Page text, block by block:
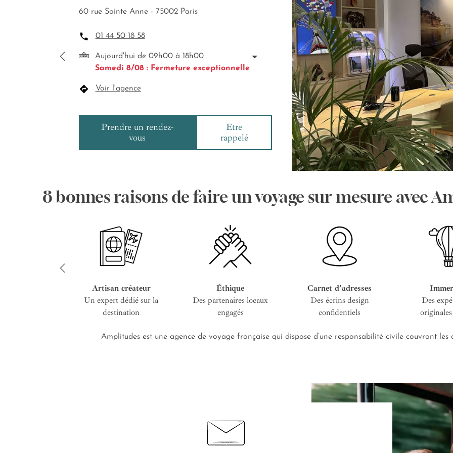
60 rue Sainte Anne - 75002 Paris
01 44 50 18 58
Aujourd'hui de 09h00 à 18h00
Samedi 8/08 : Fermeture exceptionnelle
Voir l'agence
Prendre un rendez-
vous
Etre
rappelé
8 bonnes raisons de faire un voyage sur mesure avec
Artisan créateur
Un expert dédié sur la
destination
Éthique
Des partenaires locaux
engagés
Carnet d’adresses
Des écrins design
confidentiels
Des
Amplitudes est une agence de voyage française qui dispose d’une responsabilité civile couvrant les